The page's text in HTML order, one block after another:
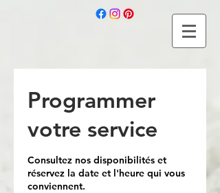
Programmer
votre service
Consultez nos disponibilités et
réservez la date et l'heure qui vous
conviennent.